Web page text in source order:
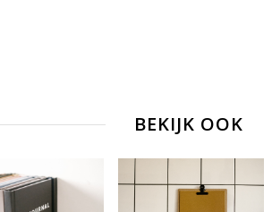
BEKIJK OOK